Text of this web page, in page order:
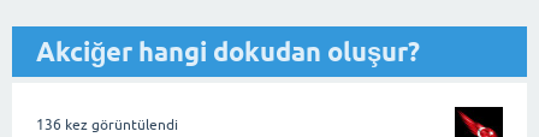
Akciğer hangi dokudan oluşur?
136 kez görüntülendi